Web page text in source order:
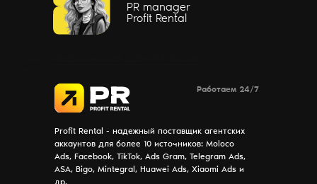
PR manager
Profit Rental
Работаем 24/7
Profit Rental - надежный поставщик агентских
аккаунтов для более 10 источников: Moloco
Ads, Facebook, TikTok, Ads Gram, Telegram Ads,
ASA, Bigo, Mintegral, Huawei Ads, Xiaomi Ads и
др.